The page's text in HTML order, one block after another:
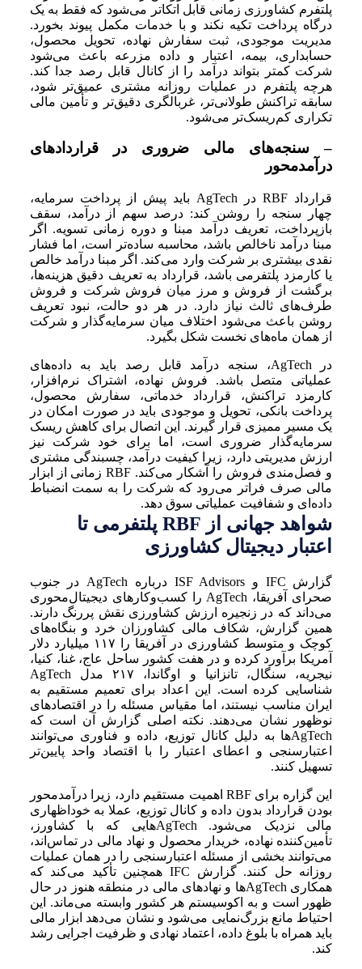
پلتفرم کشاورزی زمانی قابل اتکاتر می‌شود که فقط به یک
درگاه پرداخت تکیه نکند و با خدمات مکمل پیوند بخورد.
مدیریت موجودی، ثبت سفارش نهاده، تحویل محصول،
حسابداری، بیمه، اعتبار و داده مزرعه باعث می‌شود
شرکت کمتر بتواند درآمد را از کانال قابل رصد جدا کند.
هرچه پلتفرم در عملیات روزانه مشتری عمیق‌تر شود،
سابقه تراکنش طولانی‌تر، غربالگری دقیق‌تر و تأمین مالی
تکراری کم‌ریسک‌تر می‌شود.
– سنجه‌های مالی ضروری در قراردادهای
درآمدمحور
قرارداد RBF در AgTech باید پیش از پرداخت سرمایه،
چهار سنجه را روشن کند: درصد سهم از درآمد، سقف
بازپرداخت، تعریف درآمد مبنا و دوره زمانی تسویه. اگر
مبنا درآمد ناخالص باشد، محاسبه ساده‌تر است، اما فشار
نقدی بیشتری بر شرکت وارد می‌کند. اگر مبنا درآمد خالص
یا کارمزد پلتفرمی باشد، قرارداد به تعریف دقیق هزینه‌ها،
برگشت از فروش و مرز میان فروش شرکت و فروش
طرف‌های ثالث نیاز دارد. در هر دو حالت، نبود تعریف
روشن باعث می‌شود اختلاف میان سرمایه‌گذار و شرکت
از همان ماه‌های نخست شکل بگیرد.
در AgTech، سنجه درآمد قابل رصد باید به داده‌های
عملیاتی متصل باشد. فروش نهاده، اشتراک نرم‌افزار،
کارمزد تراکنش، قرارداد خدماتی، سفارش محصول،
پرداخت بانکی، تحویل و موجودی باید در صورت امکان در
یک مسیر ممیزی قرار گیرند. این اتصال برای کاهش ریسک
سرمایه‌گذار ضروری است، اما برای خود شرکت نیز
ارزش مدیریتی دارد، زیرا کیفیت درآمد، چسبندگی مشتری
و فصل‌مندی فروش را آشکار می‌کند. RBF زمانی از ابزار
مالی صرف فراتر می‌رود که شرکت را به سمت انضباط
داده‌ای و شفافیت عملیاتی سوق دهد.
شواهد جهانی از RBF پلتفرمی تا
اعتبار دیجیتال کشاورزی
گزارش IFC و ISF Advisors درباره AgTech در جنوب
صحرای آفریقا، AgTech را کسب‌وکارهای دیجیتال‌محوری
می‌داند که در زنجیره ارزش کشاورزی نقش پررنگ دارند.
همین گزارش، شکاف مالی کشاورزان خرد و بنگاه‌های
کوچک و متوسط کشاورزی در آفریقا را ۱۱۷ میلیارد دلار
آمریکا برآورد کرده و در هفت کشور ساحل عاج، غنا، کنیا،
نیجریه، سنگال، تانزانیا و اوگاندا، ۲۱۷ مدل AgTech
شناسایی کرده است. این اعداد برای تعمیم مستقیم به
ایران مناسب نیستند، اما مقیاس مسئله را در اقتصادهای
نوظهور نشان می‌دهند. نکته اصلی گزارش آن است که
AgTechها به دلیل کانال توزیع، داده و فناوری می‌توانند
اعتبارسنجی و اعطای اعتبار را با اقتصاد واحد پایین‌تر
تسهیل کنند.
این گزاره برای RBF اهمیت مستقیم دارد، زیرا درآمدمحور
بودن قرارداد بدون داده و کانال توزیع، عملا به خوداظهاری
مالی نزدیک می‌شود. AgTechهایی که با کشاورز،
تأمین‌کننده نهاده، خریدار محصول و نهاد مالی در تماس‌اند،
می‌توانند بخشی از مسئله اعتبارسنجی را در همان عملیات
روزانه حل کنند. گزارش IFC همچنین تأکید می‌کند که
همکاری AgTechها و نهادهای مالی در منطقه هنوز در حال
ظهور است و به اکوسیستم هر کشور وابسته می‌ماند. این
احتیاط مانع بزرگ‌نمایی می‌شود و نشان می‌دهد ابزار مالی
باید همراه با بلوغ داده، اعتماد نهادی و ظرفیت اجرایی رشد
کند.